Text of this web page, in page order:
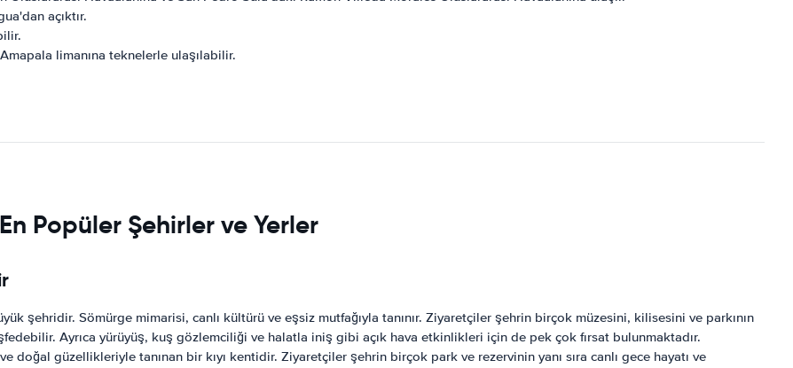
açıktır.
limanına teknelerle ulaşılabilir.
Popüler Şehirler ve Yerler
şehridir. Sömürge mimarisi, canlı kültürü ve eşsiz mutfağıyla tanınır. Ziyaretçiler şehrin birçok müzesini, kilisesini ve parkının
Ayrıca yürüyüş, kuş gözlemciliği ve halatla iniş gibi açık hava etkinlikleri için de pek çok fırsat bulunmaktadır.
doğal güzellikleriyle tanınan bir kıyı kentidir. Ziyaretçiler şehrin birçok park ve rezervinin yanı sıra canlı gece hayatı ve